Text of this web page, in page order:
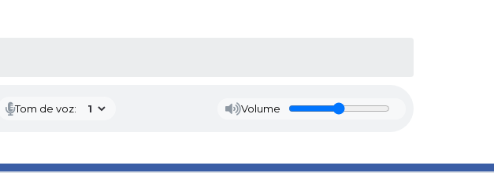
Tom de voz: Volume